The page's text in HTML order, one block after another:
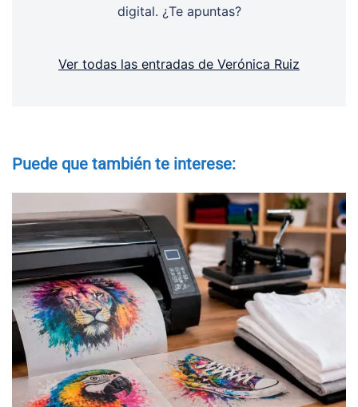
digital. ¿Te apuntas?
Ver todas las entradas de Verónica Ruiz
Puede que también te interese: